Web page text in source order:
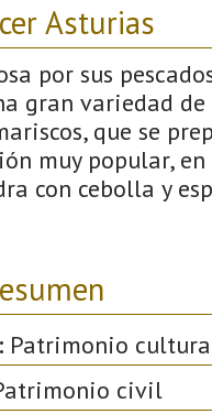
Asturias
por sus
gran variedad
que se
muy popular,
con cebolla y
Patrimonio
civil